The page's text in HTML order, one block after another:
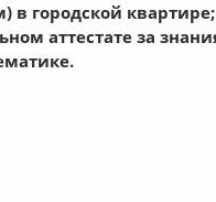
в городской квартире;
аттестате за